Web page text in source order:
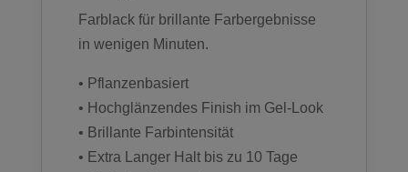
Farblack für brillante Farbergebnisse
in wenigen Minuten.
• Pflanzenbasiert
• Hochglänzendes Finish im Gel-Look
• Brillante Farbintensität
• Extra Langer Halt bis zu 10 Tage